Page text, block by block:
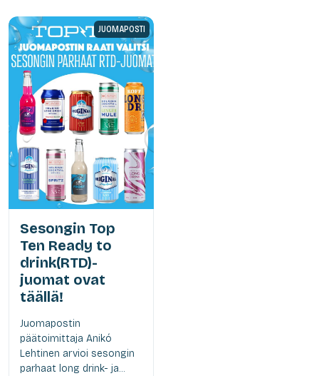
JUOMAPOSTI
Sesongin Top
Ten Ready to
drink(RTD)-
juomat ovat
täällä!
Juomapostin
päätoimittaja Anikó
Lehtinen arvioi sesongin
parhaat long drink- ja...